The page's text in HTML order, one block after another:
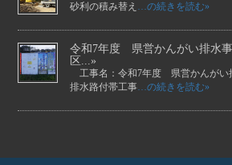
砂利の積み替え …の続きを読む»
令和7年度 県営かんがい排
区...»
工事名：令和7年度 県営かんが
排水路付帯工事…の続きを読む»